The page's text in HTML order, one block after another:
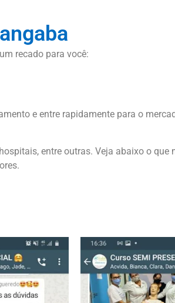
recado para você:
e entre rapidamente para o
entre outras. Veja abaixo o que